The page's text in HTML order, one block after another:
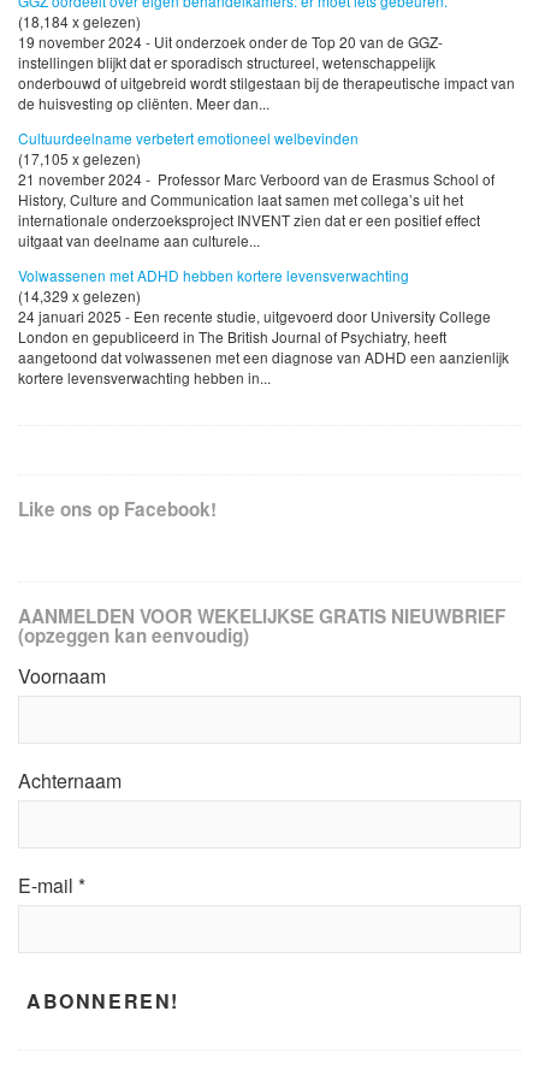
(18,184 x gelezen)
19 november 2024 - Uit onderzoek onder de Top 20 van de GGZ-
instellingen blijkt dat er sporadisch structureel, wetenschappelijk
onderbouwd of uitgebreid wordt stilgestaan bij de therapeutische impact van
de huisvesting op cliënten. Meer dan...
Cultuurdeelname verbetert emotioneel welbevinden
(17,105 x gelezen)
21 november 2024 - Professor Marc Verboord van de Erasmus School of
History, Culture and Communication laat samen met collega’s uit het
internationale onderzoeksproject INVENT zien dat er een positief effect
uitgaat van deelname aan culturele...
Volwassenen met ADHD hebben kortere levensverwachting
(14,329 x gelezen)
24 januari 2025 - Een recente studie, uitgevoerd door University College
London en gepubliceerd in The British Journal of Psychiatry, heeft
aangetoond dat volwassenen met een diagnose van ADHD een aanzienlijk
kortere levensverwachting hebben in...
Like ons op Facebook!
AANMELDEN VOOR WEKELIJKSE GRATIS NIEUWBRIEF
(opzeggen kan eenvoudig)
Voornaam
Achternaam
E-mail *